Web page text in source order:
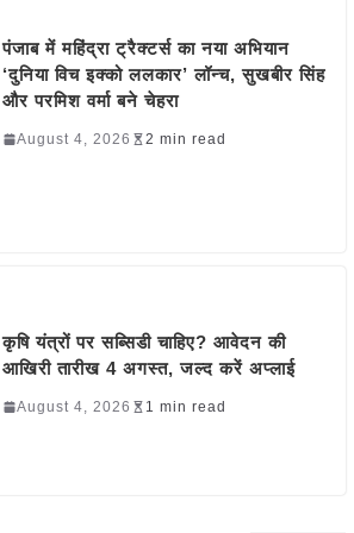
पंजाब में महिंद्रा ट्रैक्टर्स का नया अभियान
‘दुनिया विच इक्को ललकार’ लॉन्च, सुखबीर सिंह
और परमिश वर्मा बने चेहरा
August 4, 2026 2 min read
कृषि यंत्रों पर सब्सिडी चाहिए? आवेदन की
आखिरी तारीख 4 अगस्त, जल्द करें अप्लाई
August 4, 2026 1 min read